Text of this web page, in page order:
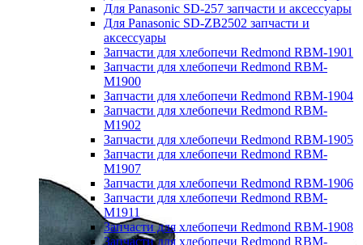
Для Panasonic SD-257 запчасти и аксессуары
Для Panasonic SD-ZB2502 запчасти и
аксессуары
Запчасти для хлебопечи Redmond RBM-1901
Запчасти для хлебопечи Redmond RBM-
M1900
Запчасти для хлебопечи Redmond RBM-1904
Запчасти для хлебопечи Redmond RBM-
M1902
Запчасти для хлебопечи Redmond RBM-1905
Запчасти для хлебопечи Redmond RBM-
M1907
Запчасти для хлебопечи Redmond RBM-1906
Запчасти для хлебопечи Redmond RBM-
M1911
Запчасти для хлебопечи Redmond RBM-1908
Запчасти для хлебопечи Redmond RBM-